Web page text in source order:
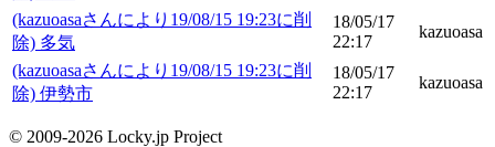
(kazuoasaさんにより19/08/15 19:23に削
除) 多気
18/05/17
22:17
kazuoasa
(kazuoasaさんにより19/08/15 19:23に削
除) 伊勢市
18/05/17
22:17
kazuoasa
© 2009-2026 Locky.jp Project